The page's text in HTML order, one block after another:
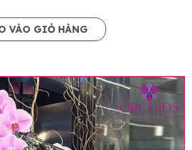
VÀO GIỎ HÀNG